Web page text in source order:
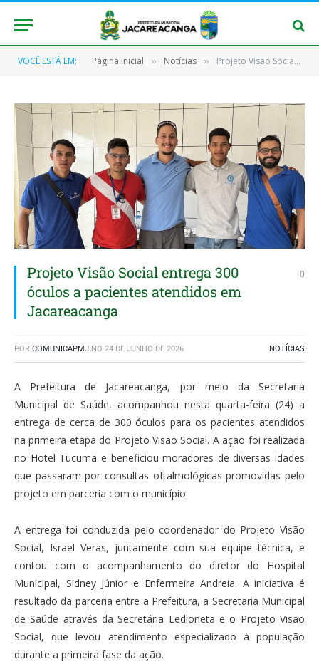
VOCÊ ESTÁ EM: Página Inicial » Notícias » Projeto Visão Social entrega 300 óculos a pacientes atendidos em Jacareacanga
Projeto Visão Social entrega 300
óculos a pacientes atendidos em
Jacareacanga
0
POR COMUNICAPMJ NO 24 DE JUNHO DE 2026 NOTÍCIAS
A Prefeitura de Jacareacanga, por meio da Secretaria
Municipal de Saúde, acompanhou nesta quarta-feira (24) a
entrega de cerca de 300 óculos para os pacientes atendidos
na primeira etapa do Projeto Visão Social. A ação foi realizada
no Hotel Tucumã e beneficiou moradores de diversas idades
que passaram por consultas oftalmológicas promovidas pelo
projeto em parceria com o município.
A entrega foi conduzida pelo coordenador do Projeto Visão
Social, Israel Veras, juntamente com sua equipe técnica, e
contou com o acompanhamento do diretor do Hospital
Municipal, Sidney Júnior e Enfermeira Andreia. A iniciativa é
resultado da parceria entre a Prefeitura, a Secretaria Municipal
de Saúde através da Secretária Ledioneta e o Projeto Visão
Social, que levou atendimento especializado à população
durante a primeira fase da ação.